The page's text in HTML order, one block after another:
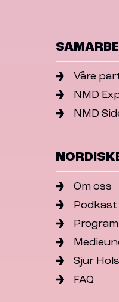
Våre
NMD
NMD
Om oss
Podkast
Sjur
FAQ